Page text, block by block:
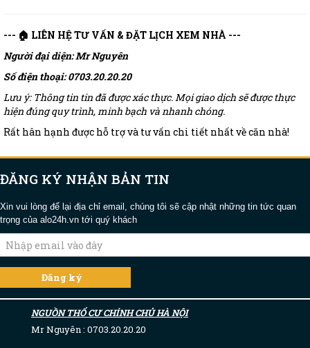
--- 🏠 LIÊN HỆ TƯ VẤN & ĐẶT LỊCH XEM NHÀ ---
Người đại diện: Mr Nguyên
Số điện thoại: 0703.20.20.20
Lưu ý: Thông tin tin đã được xác thực. Mọi giao dịch sẽ được thực
hiện đúng quy trình, minh bạch và nhanh chóng.
Rất hân hạnh được hỗ trợ và tư vấn chi tiết nhất về căn nhà!
ĐĂNG KÝ NHẬN BẢN TIN
Xin vui lòng để lại địa chỉ email, chúng tôi sẽ cập nhật những tin tức quan
trọng của alo24h.vn tới quý khách
NGUỒN THỔ CƯ CHÍNH CHỦ HÀ NỘI
Mr Nguyên : 0703.20.20.20